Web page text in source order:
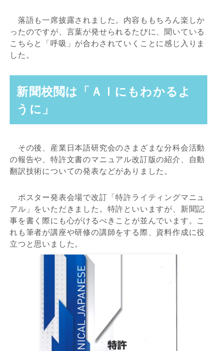
落語も一席披露されました。内容ももちろん楽しか
ったのですが、言葉が発せられるたびに、聞いている
こちらと「呼吸」が合わされていくことに感じ入りま
した。
新聞校閲は「ＡＩにもわかるよ
うに」
その後、産業日本語研究会のさまざまな分科会活動
の報告や、特許文書のマニュアル改訂版の紹介、自動
翻訳技術についての発表などがありました。
ポスター発表会場で改訂「特許ライティングマニュ
アル」をいただきました。特許といいますが、新聞記
事を書く際にも心がけるべきことが並んでいます。こ
れも筆者が講座や研修の講師をする際、資料作成に役
立つと思いました。